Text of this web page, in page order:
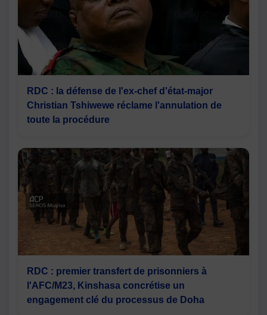
RDC : la défense de l'ex-chef d'état-major
Christian Tshiwewe réclame l'annulation de
toute la procédure
RDC : premier transfert de prisonniers à
l'AFC/M23, Kinshasa concrétise un
engagement clé du processus de Doha